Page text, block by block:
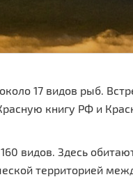
17 видов рыб.
книгу РФ и
видов. Здесь
территорией